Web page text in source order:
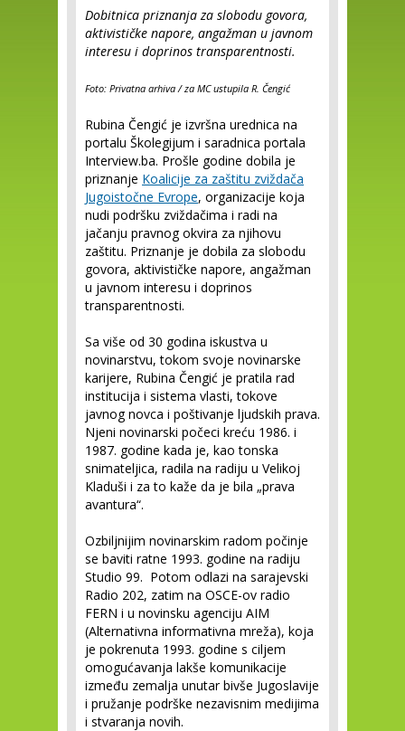
Dobitnica priznanja za slobodu govora,
aktivističke napore, angažman u javnom
interesu i doprinos transparentnosti.
Foto: Privatna arhiva / za MC ustupila R. Čengić
Rubina Čengić je izvršna urednica na
portalu Školegijum i saradnica portala
Interview.ba. Prošle godine dobila je
priznanje Koalicije za zaštitu zviždača
Jugoistočne Evrope, organizacije koja
nudi podršku zviždačima i radi na
jačanju pravnog okvira za njihovu
zaštitu. Priznanje je dobila za slobodu
govora, aktivističke napore, angažman
u javnom interesu i doprinos
transparentnosti.
Sa više od 30 godina iskustva u
novinarstvu, tokom svoje novinarske
karijere, Rubina Čengić je pratila rad
institucija i sistema vlasti, tokove
javnog novca i poštivanje ljudskih prava.
Njeni novinarski počeci kreću 1986. i
1987. godine kada je, kao tonska
snimateljica, radila na radiju u Velikoj
Kladuši i za to kaže da je bila „prava
avantura“.
Ozbiljnijim novinarskim radom počinje
se baviti ratne 1993. godine na radiju
Studio 99. Potom odlazi na sarajevski
Radio 202, zatim na OSCE-ov radio
FERN i u novinsku agenciju AIM
(Alternativna informativna mreža), koja
je pokrenuta 1993. godine s ciljem
omogućavanja lakše komunikacije
između zemalja unutar bivše Jugoslavije
i pružanje podrške nezavisnim medijima
i stvaranja novih.